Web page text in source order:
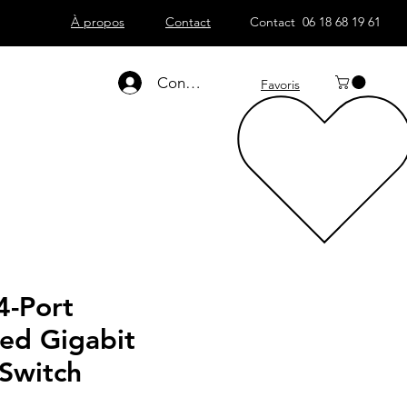
À propos Contact Contact 06 18 68 19 61
Connexion Favoris
Port
Gigabit